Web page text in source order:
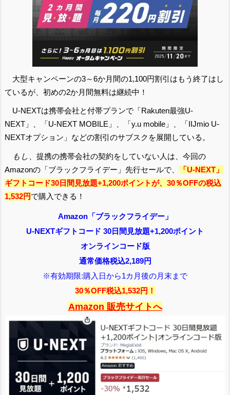
大型キャンペーンの3～6か月間の1,100円割引はもう終了はし
ているが、初めの2か月間無料は継続中！
U-NEXTは携帯会社と付帯プランで「Rakuten最強U-
NEXT」、「U-NEXT MOBILE」、「y.u mobile」、「IIJmio U-
NEXTオプション」などの割引のサブスクを展開している。
もし
、提携の携帯会社の契約をしていない人は、今回の
Amazonの「ブラックフライデー」先行セールで、
「U-NEXT」
ギフトコード30日間見放題+1,200ポイントが、30％OFFの税込
1,532円で購入できる！
Amazon「ブラックフライデー」
U-NEXTギフトコード 30日間見放題+1,200ポイント
オンラインコード版
通常価格税込2,189円
※有効期限:購入日から1カ月後の月末まで
30％OFF税込1,532円！
Amazon 販売サイトへ